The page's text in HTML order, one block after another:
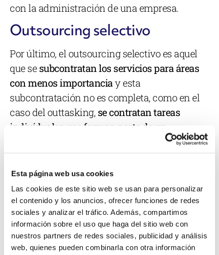
Esta página web usa cookies
Las cookies de este sitio web se usan para personalizar
el contenido y los anuncios, ofrecer funciones de redes
sociales y analizar el tráfico. Además, compartimos
información sobre el uso que haga del sitio web con
nuestros partners de redes sociales, publicidad y análisis
web, quienes pueden combinarla con otra información
con la administración de una empresa.
Outsourcing selectivo
Por último, el outsourcing selectivo es aquel
que sesubcontratan los servicios para áreas
con menos importanciay esta
subcontratación no es completa, como en el
caso del outtasking, se contratan tareas
individuales que forman parte de un